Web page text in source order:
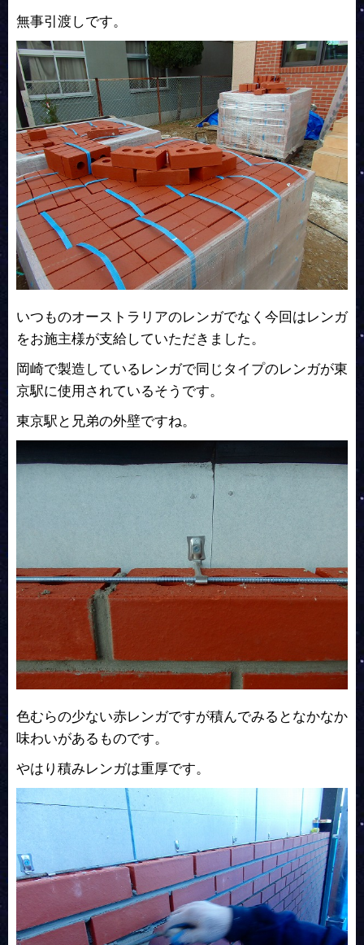
無事引渡しです。
いつものオーストラリアのレンガでなく今回はレンガ
をお施主様が支給していただきました。
岡崎で製造しているレンガで同じタイプのレンガが東
京駅に使用されているそうです。
東京駅と兄弟の外壁ですね。
色むらの少ない赤レンガですが積んでみるとなかなか
味わいがあるものです。
やはり積みレンガは重厚です。